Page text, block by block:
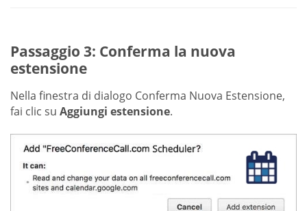
Passaggio 3: Conferma la nuova
estensione
Nella finestra di dialogo Conferma Nuova Estensione,
fai clic su Aggiungi estensione.